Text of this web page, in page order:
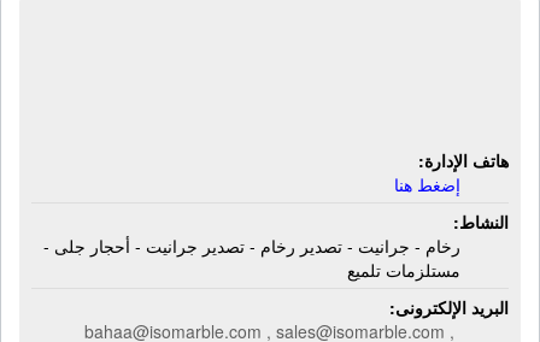
هاتف الإدارة:
إضغط هنا
النشاط:
رخام - جرانيت - تصدير رخام - تصدير جرانيت - أحجار جلى -
مستلزمات تلميع
البريد الإلكترونى:
bahaa@isomarble.com , sales@isomarble.com ,